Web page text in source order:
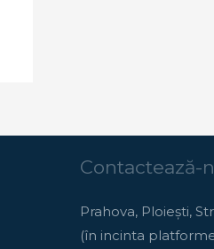
Contactează-
Prahova, Ploiești,
(în incinta